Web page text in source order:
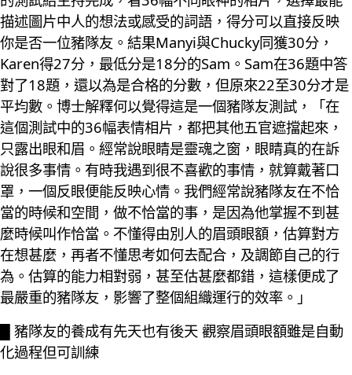
描述圖片中人的想法或感受的詞語，得分可以直接反映
你是否一位豬隊友。結果Manyi與Chucky同獲30分，
Karen得27分，最低分是18分的Sam。Sam在36題中答
對了18題，還以為是合格的分數，但原來22至30分才是
平均數。博士解釋何以覺得這是一個豬隊友測試，「在
這個測試中的36幅表情相片，都把其他五官遮擋起來，
只露出眼和眉。經常說眼睛是靈魂之窗，眼睛真的在訴
說很多事情。有時我遇到很不喜歡的事情，就算戴著口
罩，一個反眼便能反映心情。我們經常說豬隊友在不恰
當的時候和空間，做不恰當的事，是因為他掌握不到甚
麼時候叫作恰當。不懂得由別人的眉頭眼額，估算對方
在想甚麼，再者不懂思考如何去配合，及調節自己的行
為。估算的能力相對弱，甚至估甚麼都錯，這樣便成了
最嚴重的豬隊友，影響了整個組織運行的效率。」
█ 豬隊友的養成有先天也有後天 觀察眉頭眼額雖是自動
化過程但可訓練